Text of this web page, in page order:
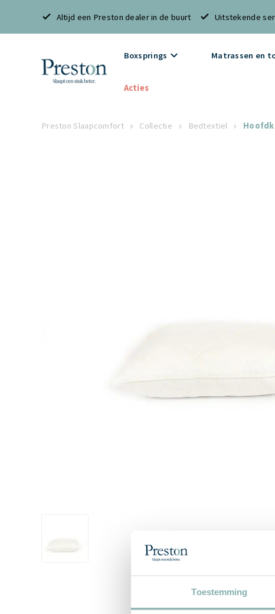
Toestemming
Altijd een Preston dealer in de buurt Uitstekende
Boxsprings Matrassen en
Acties
Preston Slaapcomfort Collectie Bedtextiel